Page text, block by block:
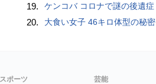
19. ケンコバ コロナで謎の後遺症
20. 大食い女子 46キロ体型の秘密
スポーツ 芸能